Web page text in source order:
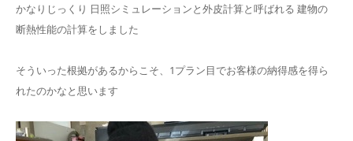
かなりじっくり 日照シミュレーションと外皮計算と呼ばれる 建物の
断熱性能の計算をしました
そういった根拠があるからこそ、1プラン目でお客様の納得感を得ら
れたのかなと思います